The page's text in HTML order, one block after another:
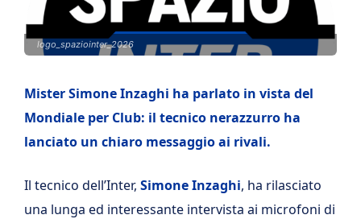
logo_spaziointer_2026
Mister Simone Inzaghi ha parlato in vista del
Mondiale per Club: il tecnico nerazzurro ha
lanciato un chiaro messaggio ai rivali.
Il tecnico dell’Inter, Simone Inzaghi, ha rilasciato
una lunga ed interessante intervista ai microfoni di